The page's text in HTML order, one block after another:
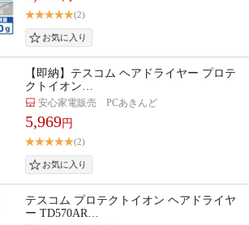
(2)
【即納】テスコム ヘアドライヤー プロテ
クトイオン…
安心家電販売 PCあきんど
5,969円
(2)
テスコム プロテクトイオン ヘアドライヤ
ー TD570AR…